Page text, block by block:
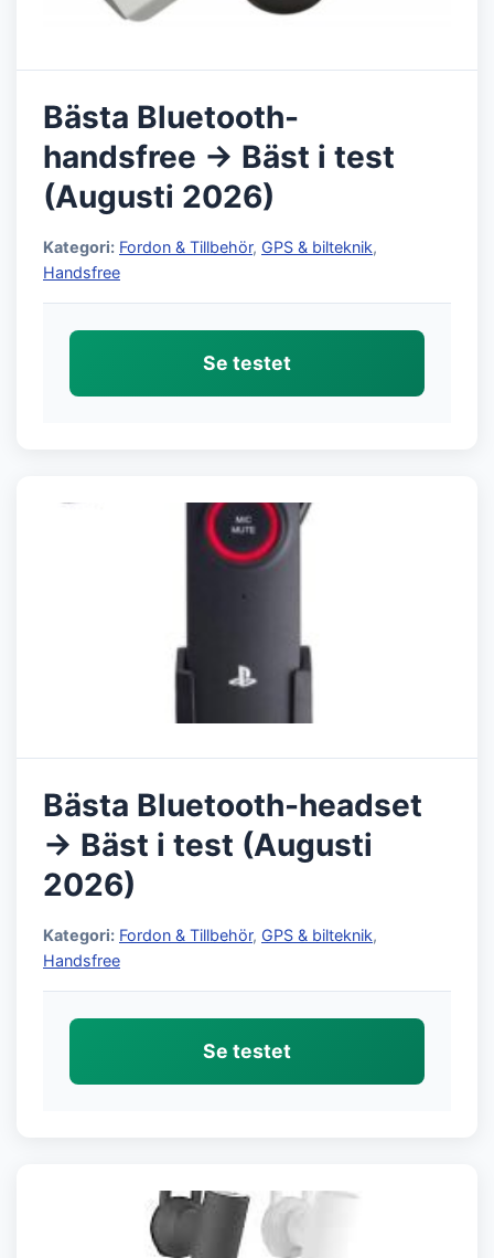
Bästa Bluetooth-
handsfree → Bäst i test
(Augusti 2026)
Kategori: Fordon & Tillbehör, GPS & bilteknik,
Handsfree
Se testet
Bästa Bluetooth-headset
→ Bäst i test (Augusti
2026)
Kategori: Fordon & Tillbehör, GPS & bilteknik,
Handsfree
Se testet